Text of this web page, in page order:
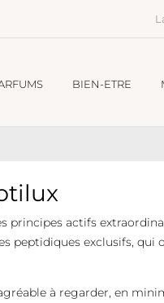
BIEN-ETRE
actifs
peptidiques exclusifs,
à regarder, en